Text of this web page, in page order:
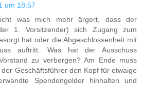
um 18:57
was mich mehr ärgert, dass der
1. Vorsitzender) sich Zugang zum
hat oder die Abgeschlossenheit mit
auftritt. Was hat der Ausschuss
zu verbergen? Am Ende muss
Geschäftsführer den Kopf für etwaige
Spendengelder hinhalten und